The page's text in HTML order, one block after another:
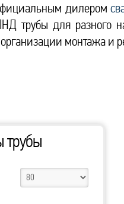
дилером
трубы для разного
организации монтажа и
трубы